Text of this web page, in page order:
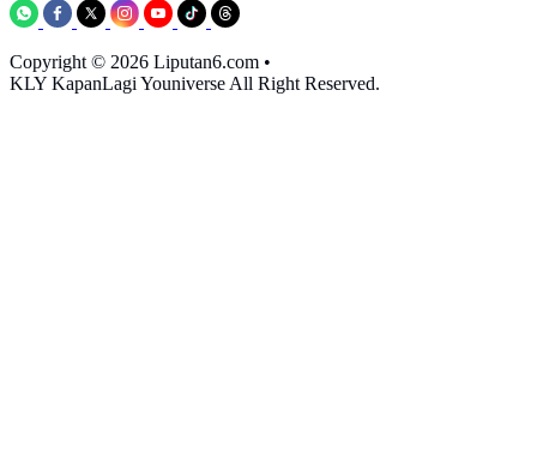
Copyright © 2026 Liputan6.com •
KLY KapanLagi Youniverse All Right Reserved.